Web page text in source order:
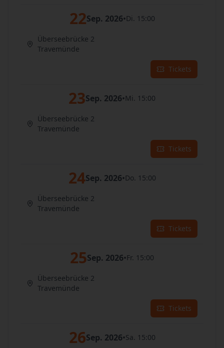
22Sep. 2026•Di. 15:00
Überseebrücke 2
Travemünde
Tickets
23Sep. 2026•Mi. 15:00
Überseebrücke 2
Travemünde
Tickets
24Sep. 2026•Do. 15:00
Überseebrücke 2
Travemünde
Tickets
25Sep. 2026•Fr. 15:00
Überseebrücke 2
Travemünde
Tickets
26Sep. 2026•Sa. 15:00